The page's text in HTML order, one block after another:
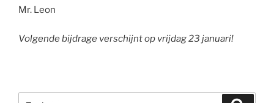
Mr. Leon
Volgende bijdrage verschijnt op vrijdag 23 januari!